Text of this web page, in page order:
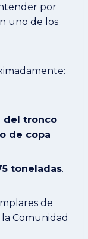
por
uno de los
del tronco
de copa
toneladas.
de
Comunidad